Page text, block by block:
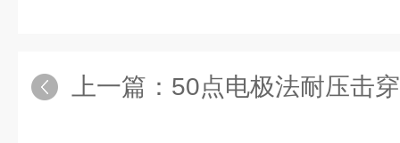
上一篇： 50点电极法耐压击穿测试仪为绝